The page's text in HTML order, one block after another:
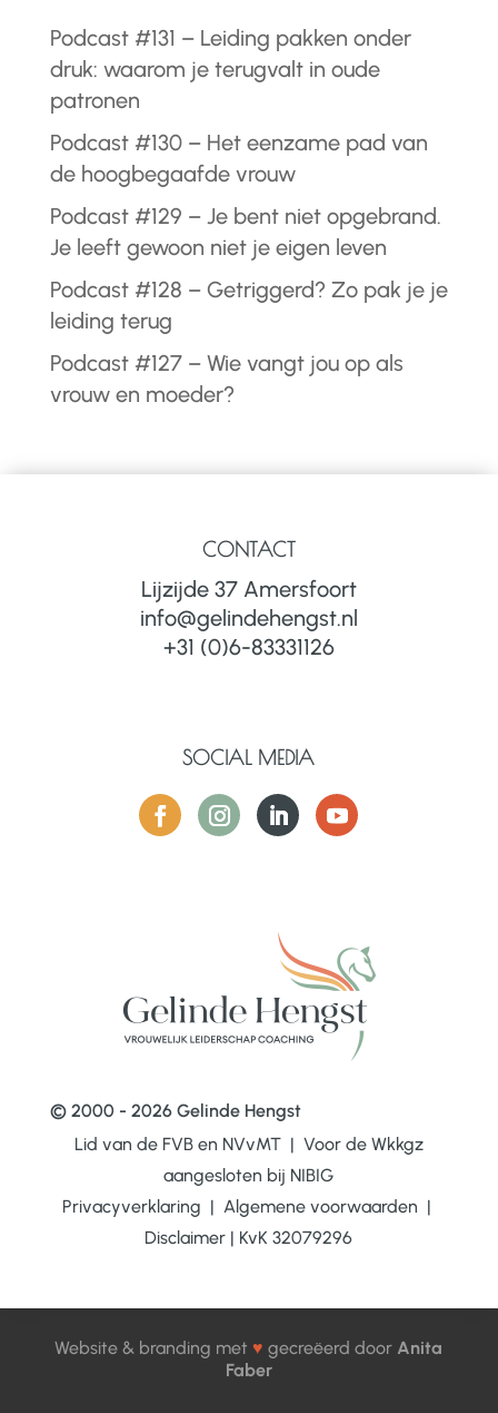
Podcast #131 – Leiding pakken onder
druk: waarom je terugvalt in oude
patronen
Podcast #130 – Het eenzame pad van
de hoogbegaafde vrouw
Podcast #129 – Je bent niet opgebrand.
Je leeft gewoon niet je eigen leven
Podcast #128 – Getriggerd? Zo pak je je
leiding terug
Podcast #127 – Wie vangt jou op als
vrouw en moeder?
CONTACT
Lijzijde 37 Amersfoort
info@gelindehengst.nl
+31 (0)6-83331126
SOCIAL MEDIA
© 2000 - 2026 Gelinde Hengst
Lid van de FVB en NVvMT | Voor de Wkkgz
aangesloten bij NIBIG
Privacyverklaring | Algemene voorwaarden |
Disclaimer | KvK 32079296
Website & branding met ♥ gecreëerd door Anita
Faber